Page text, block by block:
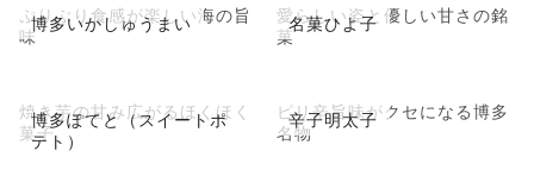
博多いかしゅうまい
ぷりぷり食感が楽しい海の旨
味
名菓ひよ子
愛らしい姿と優しい甘さの銘
菓
博多ぽてと（スイートポ
テト）
焼き芋の甘み広がるほくほく
菓子
辛子明太子
ピリ辛旨味がクセになる博多
名物